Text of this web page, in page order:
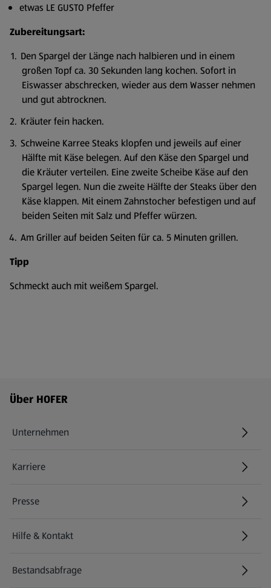
etwas LE GUSTO Pfeffer
Zubereitungsart:
Den Spargel der Länge nach halbieren und in einem
großen Topf ca. 30 Sekunden lang kochen. Sofort in
Eiswasser abschrecken, wieder aus dem Wasser nehmen
und gut abtrocknen.
Kräuter fein hacken.
Schweine Karree Steaks klopfen und jeweils auf einer
Hälfte mit Käse belegen. Auf den Käse den Spargel und
die Kräuter verteilen. Eine zweite Scheibe Käse auf den
Spargel legen. Nun die zweite Hälfte der Steaks über den
Käse klappen. Mit einem Zahnstocher befestigen und auf
beiden Seiten mit Salz und Pfeffer würzen.
Am Griller auf beiden Seiten für ca. 5 Minuten grillen.
Tipp
Schmeckt auch mit weißem Spargel.
Fußzeilenmenü - weitere Links
Über HOFER
Unternehmen
Karriere
(öffnet in einem neuen Tab)
Presse
Hilfe & Kontakt
(öffnet in einem neuen Tab)
Bestandsabfrage
(öffnet in einem neuen Tab)